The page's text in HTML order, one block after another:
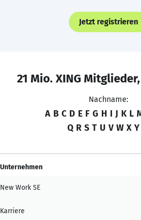
Jetzt registrieren
21 Mio. XING
Nachname:
A B C D E F G H I J K L
Q R S T U V W X Y
Unternehmen
New Work SE
Karriere